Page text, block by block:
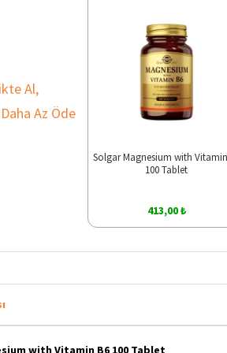
Al,
Daha Az Öde
Solgar Magnesium with
100 Tablet
413,00 ₺
with Vitamin B6 100 Tablet